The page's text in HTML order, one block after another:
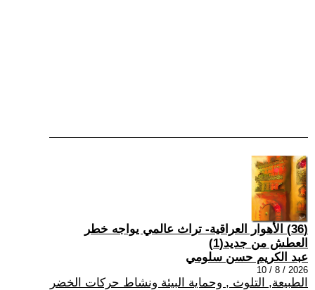
(36) الأهوار العراقية- تراث عالمي يواجه خطر
العطش من جديد(1)
عبد الكريم حسن سلومي
2026 / 8 / 10
الطبيعة, التلوث , وحماية البيئة ونشاط حركات الخضر